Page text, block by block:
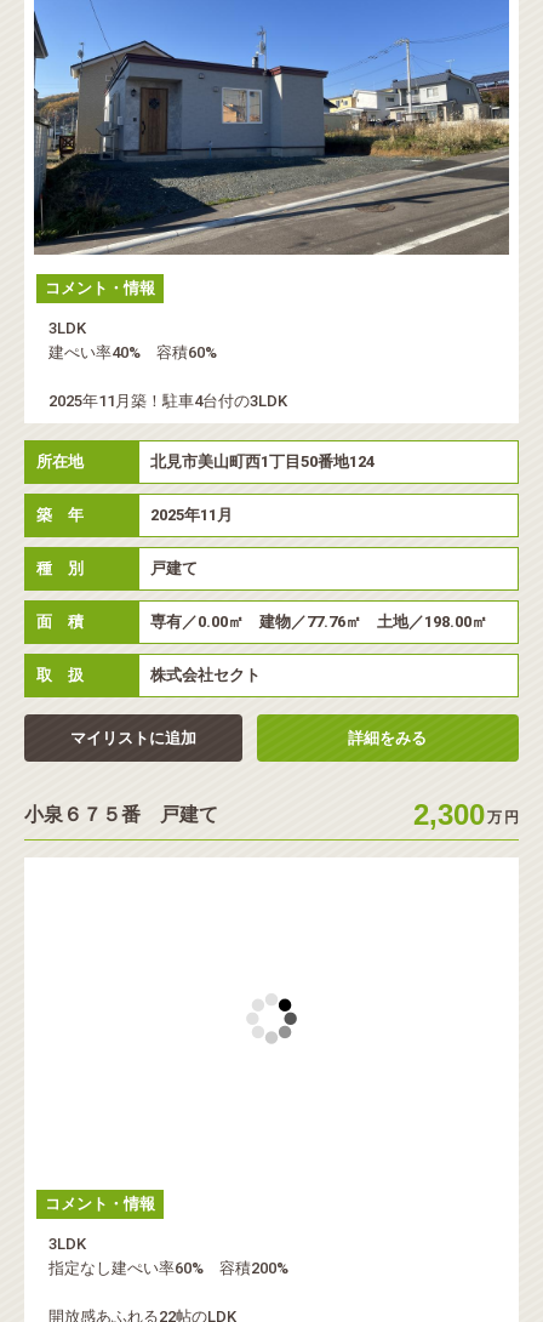
コメント・情報
3LDK
建ぺい率40% 容積60%
2025年11月築！駐車4台付の3LDK
所在地 北見市美山町西1丁目50番地124
築 年 2025年11月
種 別 戸建て
面 積 専有／0.00㎡ 建物／77.76㎡ 土地／198.00㎡
取 扱 株式会社セクト
マイリストに追加 詳細をみる
小泉６７５番 戸建て 2,300万 円
コメント・情報
3LDK
指定なし建ぺい率60% 容積200%
開放感あふれる22帖のLDK